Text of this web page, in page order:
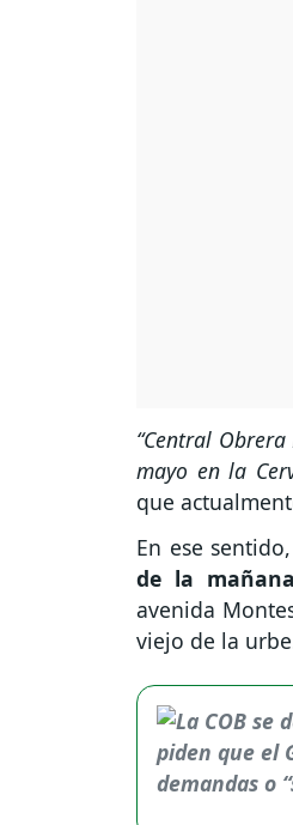
“Central
mayo en la
que
En ese
de la mañana
avenida
viejo de la